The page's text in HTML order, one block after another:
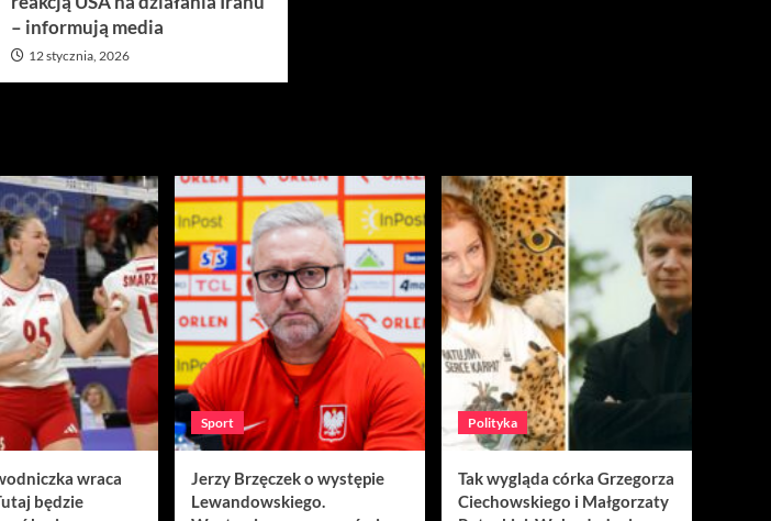
– informują media
12 stycznia, 2026
wraca
będzie
Sport
Jerzy Brzęczek o występie
Lewandowskiego.
Polityka
Tak wygląda córka Grzegorza
Ciechowskiego i Małgorzaty